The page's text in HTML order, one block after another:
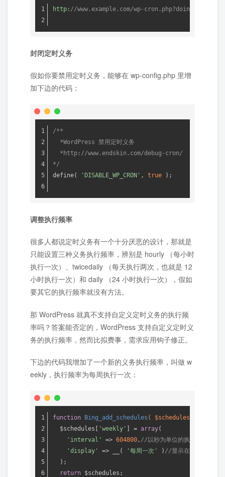
http: //www.example.com/wp-cron.php?doing_wp_cron
封闭定时义务
假如你要禁用定时义务，能够在 wp-config.php 里增
加下边的代码：
/**
  *WordPress 禁用定时义务
  *http://www.endskin.com/debug-cron/
*/
define(
'DISABLE_WP_CRON' , true );
调整执行频率
很多人都说定时义务有一个十分厌恶的设计，那就是
只能设置三种义务执行频率，辨别是 hourly （每小时
执行一次）、twicedaily （每天执行两次，也就是 12
小时执行一次）和 daily （24 小时执行一次），假如
要其它的执行频率就没有方法。
那 WordPress 就真不支持自定义定时义务的执行频
率吗？答案能否定的，WordPress 支持自定义定时义
务的执行频率，然而比拟费事，需求应用钩子修正。
下边的代码我增加了一个新的义务执行频率，叫做 w
eekly，执行频率为每周执行一次：
function Bing_add_schedules ( $schedules )
  $schedules[
'weekly' ] = array(
'interval'
=> 604800 , //以秒为单位的执行频率
'display'
=> __( '每周一次' ) //显示在前端的名字
  );
return $schedules;